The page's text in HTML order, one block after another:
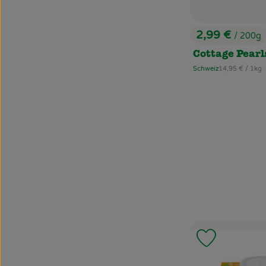
, Preis:
2,99 € / 200g
Cottage
, Herkunft:
Schweiz, Referenzpreis:
14,95 € / 1kg
Produkt